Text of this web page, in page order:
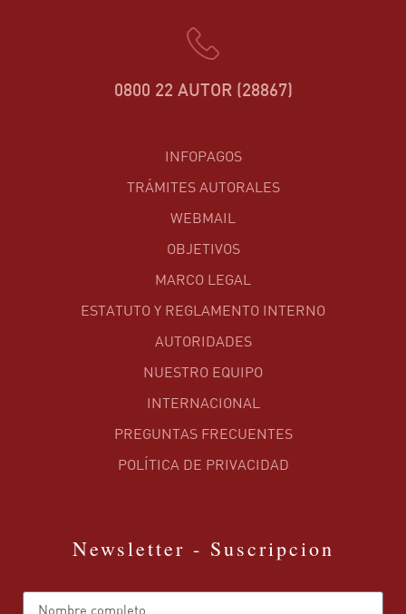
0800 22 AUTOR (28867)
INFOPAGOS
TRÁMITES AUTORALES
WEBMAIL
OBJETIVOS
MARCO LEGAL
ESTATUTO Y REGLAMENTO INTERNO
AUTORIDADES
NUESTRO EQUIPO
INTERNACIONAL
PREGUNTAS FRECUENTES
POLÍTICA DE PRIVACIDAD
Newsletter - Suscripcion